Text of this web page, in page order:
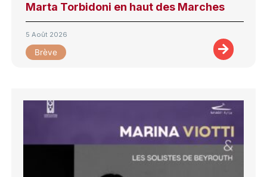
Marta Torbidoni en haut des Marches
5 Août 2026
Brève